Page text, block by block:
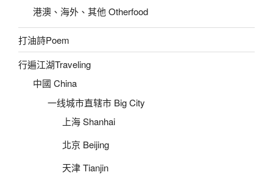
港澳、海外、其他 Otherfood
打油詩Poem
行遍江湖Traveling
中國 China
一线城市直辖市 Big City
上海 Shanhai
北京 Beijing
天津 Tianjin